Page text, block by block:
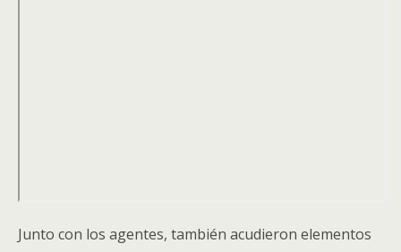
Junto con los agentes, también acudieron elementos